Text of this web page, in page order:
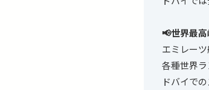
📢世界最
エミレー
各種世界
ドバイで